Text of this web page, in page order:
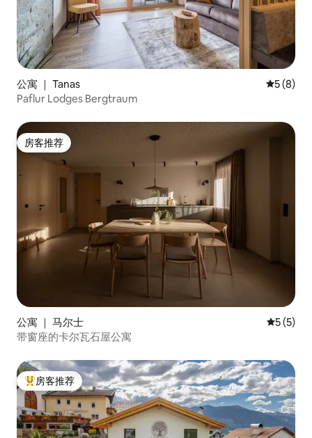
公寓 ｜ Tanas 平均评分
5 (8)
Paflur Lodges Bergtraum
房客推荐
房客推荐
公寓 ｜ 马尔士 平均评分
5 (5)
带窗座的卡尔瓦石屋公寓
热门「房客推荐」
房客推荐